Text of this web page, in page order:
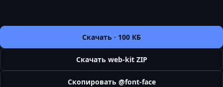
Скачать · 100 КБ
Скачать web-kit ZIP
Скопировать @font-face